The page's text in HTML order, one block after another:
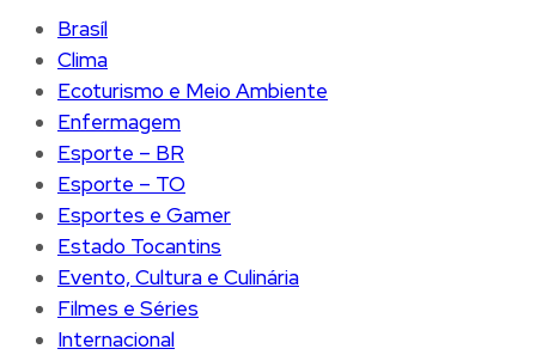
Brasíl
Clima
Ecoturismo e Meio Ambiente
Enfermagem
Esporte – BR
Esporte – TO
Esportes e Gamer
Estado Tocantins
Evento, Cultura e Culinária
Filmes e Séries
Internacional